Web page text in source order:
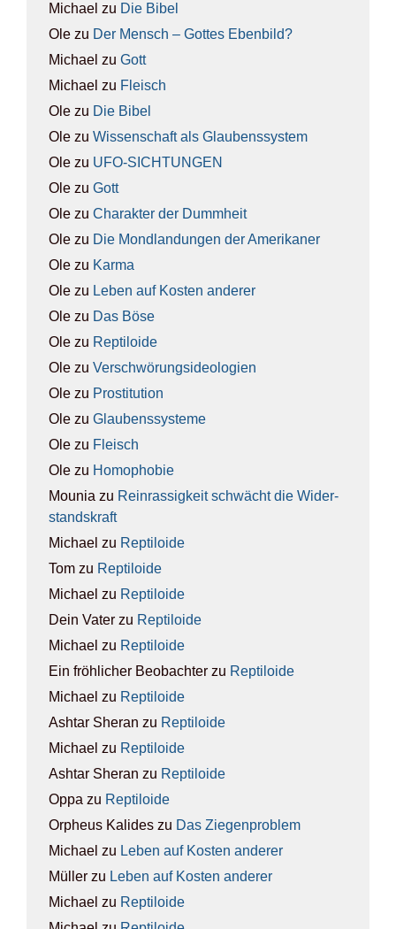
Michael zu Die Bibel
Ole zu Der Mensch – Got­tes Eben­bild?
Michael zu Gott
Michael zu Fleisch
Ole zu Die Bibel
Ole zu Wis­sen­schaft als Glau­bens­sys­tem
Ole zu UFO-SICH­TUN­GEN
Ole zu Gott
Ole zu Cha­rak­ter der Dumm­heit
Ole zu Die Mond­lan­dun­gen der Ame­ri­ka­ner
Ole zu Kar­ma
Ole zu Leben auf Kos­ten ande­rer
Ole zu Das Böse
Ole zu Rep­ti­lo­ide
Ole zu Ver­schwö­rungs­ideo­lo­gien
Ole zu Pro­sti­tu­ti­on
Ole zu Glau­bens­sys­te­me
Ole zu Fleisch
Ole zu Homo­pho­bie
Mounia zu Rein­ras­sig­keit schwächt die Wider­
stands­kraft
Michael zu Rep­ti­lo­ide
Tom zu Rep­ti­lo­ide
Michael zu Rep­ti­lo­ide
Dein Vater zu Rep­ti­lo­ide
Michael zu Rep­ti­lo­ide
Ein fröhlicher Beobachter zu Rep­ti­lo­ide
Michael zu Rep­ti­lo­ide
Ashtar Sheran zu Rep­ti­lo­ide
Michael zu Rep­ti­lo­ide
Ashtar Sheran zu Rep­ti­lo­ide
Oppa zu Rep­ti­lo­ide
Orpheus Kalides zu Das Zie­gen­pro­blem
Michael zu Leben auf Kos­ten ande­rer
Müller zu Leben auf Kos­ten ande­rer
Michael zu Rep­ti­lo­ide